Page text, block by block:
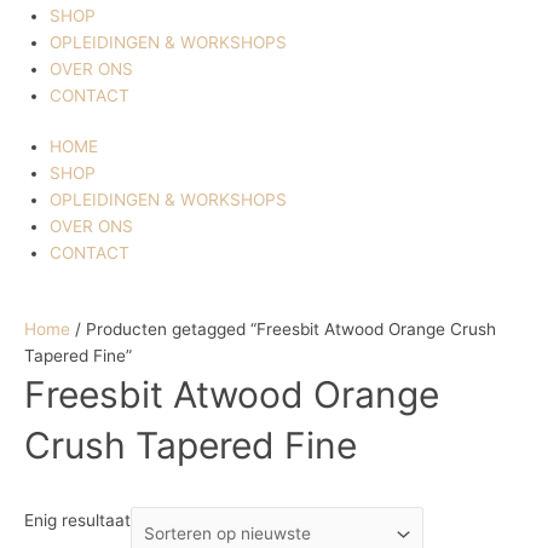
SHOP
OPLEIDINGEN & WORKSHOPS
OVER ONS
CONTACT
HOME
SHOP
OPLEIDINGEN & WORKSHOPS
OVER ONS
CONTACT
Home / Producten getagged “Freesbit Atwood Orange Crush
Tapered Fine”
Freesbit Atwood Orange
Crush Tapered Fine
Enig resultaat